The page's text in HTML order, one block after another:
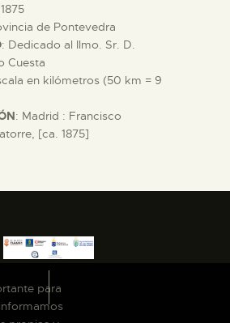
LA VISITA
de Pontevedra
: Dedicado al Ilmo. Sr. D.
Cuesta
en kilómetros (50 km = 9
: Madrid : Francisco
[ca. 1875]
para